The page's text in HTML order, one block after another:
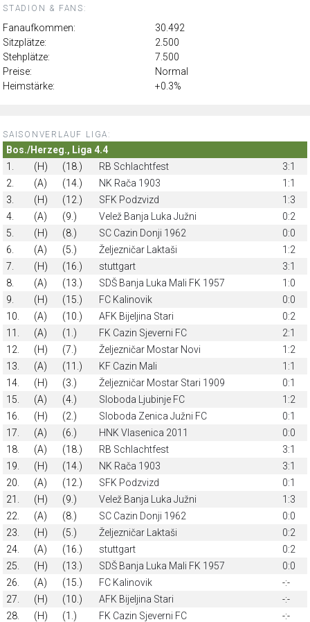
STADION & FANS:
Fanaufkommen:
30.492
Sitzplätze:
2.500
Stehplätze:
7.500
Preise:
Normal
Heimstärke:
+0.3%
SAISONVERLAUF LIGA:
Bos./Herzeg., Liga 4.4
1.
(H) (18.) RB Schlachtfest
3:1
2.
(A) (14.) NK Rača 1903
1:1
3.
(H) (12.) SFK Podzvizd
1:3
4.
(A) (9.) Velež Banja Luka Južni
0:2
5.
(H) (8.) SC Cazin Donji 1962
0:0
6.
(A) (5.) Željezničar Laktaši
1:2
7.
(H) (16.) stuttgart
3:1
8.
(A) (13.) SDŠ Banja Luka Mali FK 1957
1:0
9.
(H) (15.) FC Kalinovik
0:0
10.
(A) (10.) AFK Bijeljina Stari
0:2
11.
(A) (1.) FK Cazin Sjeverni FC
2:1
12.
(H) (7.) Željezničar Mostar Novi
1:2
13.
(A) (11.) KF Cazin Mali
1:1
14.
(H) (3.) Željezničar Mostar Stari 1909
0:1
15.
(A) (4.) Sloboda Ljubinje FC
1:2
16.
(H) (2.) Sloboda Zenica Južni FC
0:1
17.
(A) (6.) HNK Vlasenica 2011
0:0
18.
(A) (18.) RB Schlachtfest
3:1
19.
(H) (14.) NK Rača 1903
3:1
20.
(A) (12.) SFK Podzvizd
0:1
21.
(H) (9.) Velež Banja Luka Južni
1:3
22.
(A) (8.) SC Cazin Donji 1962
0:0
23.
(H) (5.) Željezničar Laktaši
0:2
24.
(A) (16.) stuttgart
0:2
25.
(H) (13.) SDŠ Banja Luka Mali FK 1957
0:0
26.
(A) (15.) FC Kalinovik
-:-
27.
(H) (10.) AFK Bijeljina Stari
-:-
28.
(H) (1.) FK Cazin Sjeverni FC
-:-